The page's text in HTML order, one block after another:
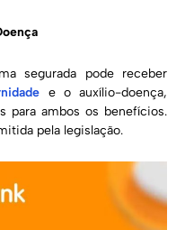
segurada pode receber
e o auxílio-doença,
para ambos os benefícios.
pela legislação.